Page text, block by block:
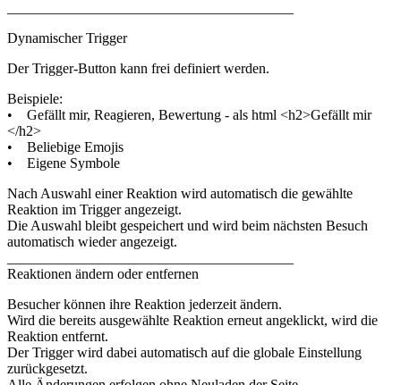
Dynamischer Trigger
Der Trigger-Button kann frei definiert werden.
Beispiele:
• Gefällt mir, Reagieren, Bewertung - als html <h2>Gefällt mir
</h2>
• Beliebige Emojis
• Eigene Symbole
Nach Auswahl einer Reaktion wird automatisch die gewählte
Reaktion im Trigger angezeigt.
Die Auswahl bleibt gespeichert und wird beim nächsten Besuch
automatisch wieder angezeigt.
Reaktionen ändern oder entfernen
Besucher können ihre Reaktion jederzeit ändern.
Wird die bereits ausgewählte Reaktion erneut angeklickt, wird die
Reaktion entfernt.
Der Trigger wird dabei automatisch auf die globale Einstellung
zurückgesetzt.